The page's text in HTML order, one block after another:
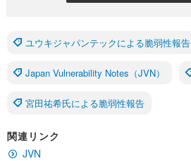
ユウキジャパンテックによる脆弱性報告
Japan Vulnerability Notes（JVN）
宮田祐希氏による脆弱性報告
関連リンク
JVN